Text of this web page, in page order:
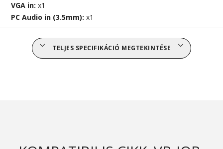
VGA in:x1
PC Audio in (3.5mm):x1
TELJES SPECIFIKÁCIÓ MEGTEKINTÉSE